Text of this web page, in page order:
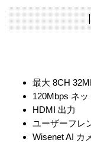
最大 8CH
120Mbps ネ
HDMI 出力
ユーザーフレ
Wisenet AI カ